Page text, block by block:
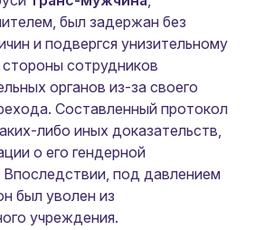
был задержан без
и подвергся унизительному
сотрудников
органов из-за своего
Составленный протокол
либо иных доказательств,
о его гендерной
Впоследствии, под давлением
был уволен из
учреждения.